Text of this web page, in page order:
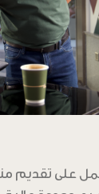
على تقديم